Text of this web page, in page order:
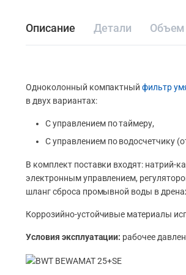
Описание Детали Объем
Одноколонный компактныйфильтр
в двух вариантах:
С управлением по таймеру,
С управлением по водосчетчику
В комплект поставки входят: натрий-
электронным управлением,
шланг сброса промывной воды в
Коррозийно-устойчивые материалы
Условия эксплуатации: рабочее